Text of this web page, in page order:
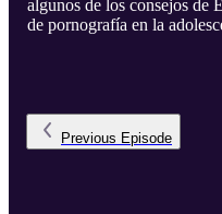
algunos de los consejos de
de pornografía en la
Previous Episode